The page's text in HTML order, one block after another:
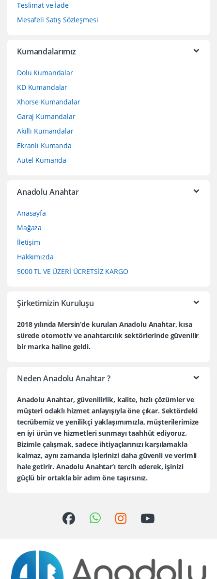
Teslimat ve İade
Mesafeli Satış Sözleşmesi
Kumandalarımız
Dolu Kumandalar
KD Kumandalar
Xhorse Kumandalar
Garaj Kumandalar
Akıllı Kumandalar
Ekranlı Kumanda
Autel Kumanda
Anadolu Anahtar
Anasayfa
Mağaza
İletişim
Hakkımızda
5000 TL VE ÜZERİ ÜCRETSİZ KARGO
Şirketimizin Kuruluşu
2018 yılında Mersin’de kurulan Anadolu Anahtar, kısa
sürede otomotiv ve anahtarcılık sektörlerinde güvenilir
bir marka haline geldi.
Neden Anadolu Anahtar ?
Anadolu Anahtar, güvenilirlik, kalite, hızlı çözümler ve
müşteri odaklı hizmet anlayışıyla öne çıkar. Sektördeki
tecrübemiz ve yenilikçi yaklaşımımızla, müşterilerimize
en iyi ürün ve hizmetleri sunmayı taahhüt ediyoruz.
Bizimle çalışmak, sadece ihtiyaçlarınızı karşılamakla
kalmaz, aynı zamanda işlerinizi daha güvenli ve verimli
hale getirir. Anadolu Anahtar’ı tercih ederek, işinizi
güçlü bir ortakla bir adım öne taşırsınız.